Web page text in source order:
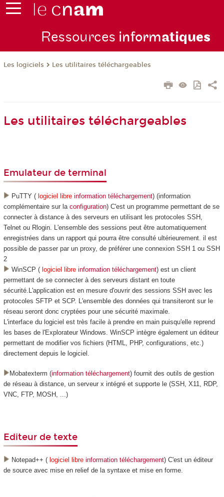
Ressources informatiques
Les logiciels Les utilitaires téléchargeables
Les utilitaires téléchargeables
Emulateur de terminal
PuTTY ( logiciel libre information téléchargement) (information
complémentaire sur la configuration) C'est un programme permettant de se
connecter à distance à des serveurs en utilisant les protocoles SSH,
Telnet ou Rlogin. L'ensemble des sessions peut être automatiquement
enregistrées dans un rapport qui pourra être consulté ultérieurement. il est
possible de passer par un proxy, de préférer une connexion SSH 1 ou SSH
2
WinSCP ( logiciel libre information téléchargement) est un client
permettant de se connecter à des serveurs distant en toute
sécurité.L'application est en mesure d'ouvrir des sessions SSH avec les
protocoles SFTP et SCP. L'ensemble des données qui transiteront sur le
réseau seront donc cryptées pour une sécurité maximale.
L'interface du logiciel est très facile à prendre en main puisqu'elle reprend
les bases de l'Explorateur Windows. WinSCP intègre également un éditeur
permettant de modifier vos fichiers (HTML, PHP, configurations, etc.)
directement depuis le logiciel.
Mobatexterm (information téléchargement) fournit des outils de gestion
de réseau à distance, un serveur x intégré et supporte le (SSH, X11, RDP,
VNC, FTP, MOSH, ...)
Editeur de texte
Notepad++ ( logiciel libre information téléchargement) C'est un éditeur
de source avec mise en relief de la syntaxe et mise en forme.